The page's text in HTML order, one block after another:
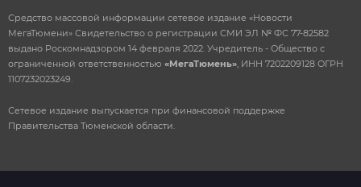
Сетевое издание выпускается при финансовой поддержке
Правительства Тюменской области.
Средство массовой информации сетевое издание «Новости
МегаТюмени» Свидетельство о регистрации СМИ ЭЛ № ФС 77-82582
выдано Роскомнадзором 14 февраля 2022. Учредитель - Общество с
ограниченной ответственностью «МегаТюмень» , ИНН 7202209128 ОГРН
1107232023249.